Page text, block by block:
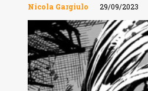
Nicola Gargiulo 29/09/2023